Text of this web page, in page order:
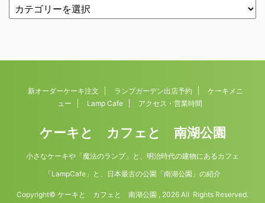
新オーダーケーキ注文 ランプガーデン出店予約
ケーキメニ
ュー
Lamp Cafe アクセス・営業時間
ケーキと カフェと 南湖公園
小さなケーキや「魔法のランプ」と、明治時代の建物にあるカフェ
「LampCafe」と、日本最古の公園「南湖公園」の紹介
Copyright© ケーキと カフェと 南湖公園 , 2026 All Rights Reserved.